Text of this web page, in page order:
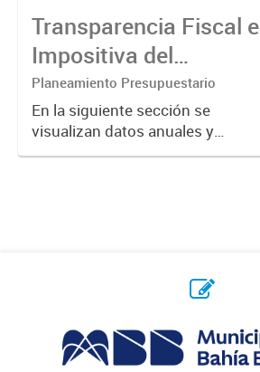
Transparencia Fiscal e
Impositiva del
Municipio. Año 2024
Planeamiento Presupuestario
En la siguiente sección se
visualizan datos anuales y
trimestrales referidos a la